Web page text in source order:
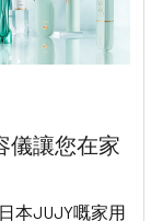
儀讓您在家
本JUJY嘅家用